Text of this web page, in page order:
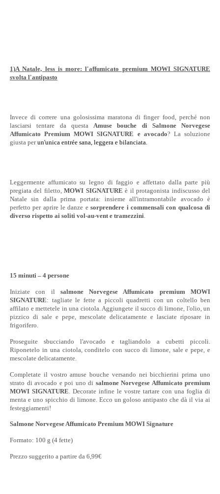
1)A Natale, less is more: l'affumicato premium MOWI SIGNATURE
svolta l'antipasto
Invece di correre una golosissima maratona di finger food, perché non
lasciarsi tentare da questa Amuse bouche di Salmone Norvegese
Affumicato Premium MOWI SIGNATURE e avocado? La soluzione
giusta perun'unica entrée sana, leggera e bilanciata.
Leggermente affumicato su legno di faggio e affettato dalla parte più
pregiata del filetto,MOWI SIGNATUREè il protagonista indiscusso del
Natale sin dalla prima portata: insieme all'intramontabile avocado è
perfetto per aprire le danze esorprendere i commensali con qualcosa di
diverso rispetto ai soliti vol-au-vent e tramezzini.
15 minuti – 4 persone
Iniziate con il salmone Norvegese Affumicato premium
MOWI
SIGNATURE: tagliate le fette a piccoli quadretti con un coltello ben
affilato e mettetele in una ciotola. Aggiungete il succo di limone, l'olio, un
pizzico di sale e pepe, mescolate delicatamente e lasciate riposare in
frigorifero.
Proseguite sbucciando l'avocado e tagliandolo a cubetti piccoli.
Riponetelo in una ciotola, conditelo con succo di limone, sale e pepe, e
mescolate delicatamente.
Completate il vostro amuse bouche versando nei bicchierini prima uno
strato di avocado e poi uno di salmone Norvegese Affumicato premium
MOWI SIGNATURE . Decorate infine le vostre tartare con una foglia di
menta e uno spicchio di limone. Ecco un goloso antipasto che dà il via ai
festeggiamenti!
Salmone Norvegese Affumicato Premium MOWI Signature
Formato: 100 g (4 fette)
Prezzo suggerito a partire da 6,99€